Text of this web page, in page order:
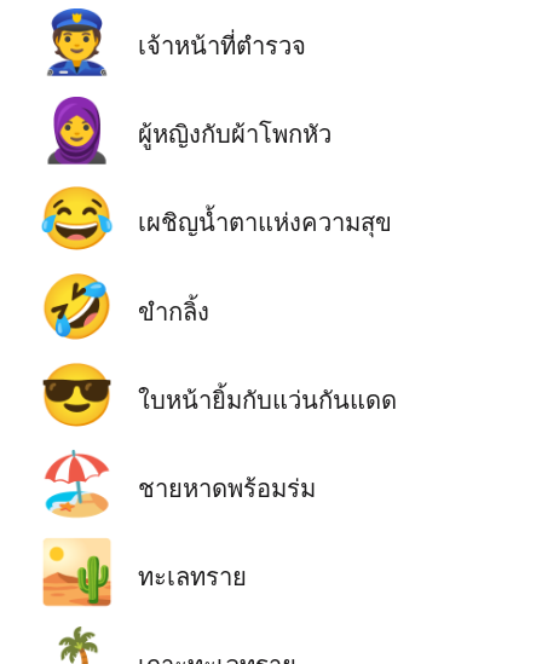
👮 เจ้าหน้าที่ตำรวจ
🧕 ผู้หญิงกับผ้าโพกหัว
😂 เผชิญน้ำตาแห่งความสุข
🤣 ขำกลิ้ง
😎 ใบหน้ายิ้มกับแว่นกันแดด
🏖️ ชายหาดพร้อมร่ม
🏜️ ทะเลทราย